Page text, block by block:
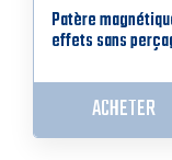
Patère
effets sans
ACHETER